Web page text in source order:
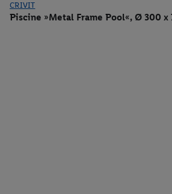
CRIVIT
Piscine »Metal Frame Pool«, Ø 300 x